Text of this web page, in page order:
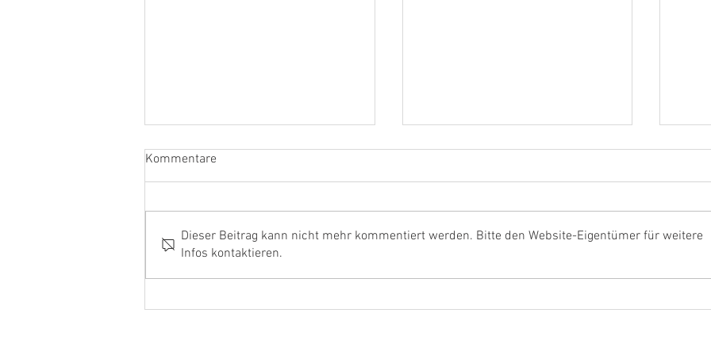
June with a bang Neue Videos online
Kommentare
Dieser Beitrag kann nicht mehr kommentiert werden. Bitte den Website-Eigentümer für weitere
Infos kontaktieren.